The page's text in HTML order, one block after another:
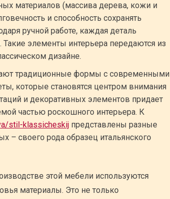
материалов (массива дерева, кожи и
и способность сохранять
ручной работе, каждая деталь
Такие элементы интерьера передаются из
дизайне.
традиционные формы с современными
которые становятся центром внимания
и декоративных элементов придает
частью роскошного интерьера. К
stil-klassicheskij представлены разные
– своего рода образец итальянского
этой мебели используются
материалы. Это не только